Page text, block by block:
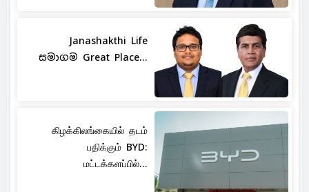
Janashakthi Life
සමාගම Great Place...
கிழக்கிலங்கையில் தடம்
பதிக்கும் BYD:
மட்டக்களப்பில்...